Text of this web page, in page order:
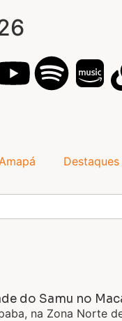
Destaques
do Samu no
na Zona Norte